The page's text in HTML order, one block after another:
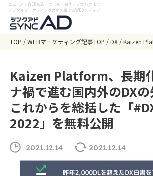
ニュース・WEB広告・ツール・事例・ノウハウまで
デジタルマーケティングの今を届けるWEBメディア
TOP WEBマーケティング記事TOP DX Kaizen
Kaizen Platform、長期
ナ禍で進む国内外のDX
これからを総括した「
2022」を無料公開
2021.12.14 2021.12.14